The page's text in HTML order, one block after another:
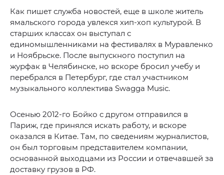
Как пишет служба новостей, еще в школе житель
ямальского города увлекся хип-хоп культурой. В
старших классах он выступал с
единомышленниками на фестивалях в Муравленко
и Ноябрьске. После выпускного поступил на
журфак в Челябинске, но вскоре бросил учебу и
перебрался в Петербург, где стал участником
музыкального коллектива Swagga Music.
Осенью 2012-го Бойко с другом отправился в
Париж, где принялся искать работу, и вскоре
оказался в Китае. Там, по сведениям журналистов,
он был торговым представителем компании,
основанной выходцами из России и отвечавшей за
доставку грузов в РФ.